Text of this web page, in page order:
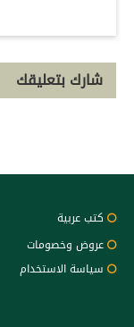
شارك بتعليقك
كتب عربية
عروض وخصومات
سياسة الاستخدام